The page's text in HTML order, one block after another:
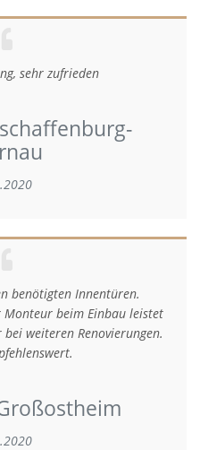
sehr zufrieden
benötigten Innentüren.
beim Einbau leistet
weiteren Renovierungen.